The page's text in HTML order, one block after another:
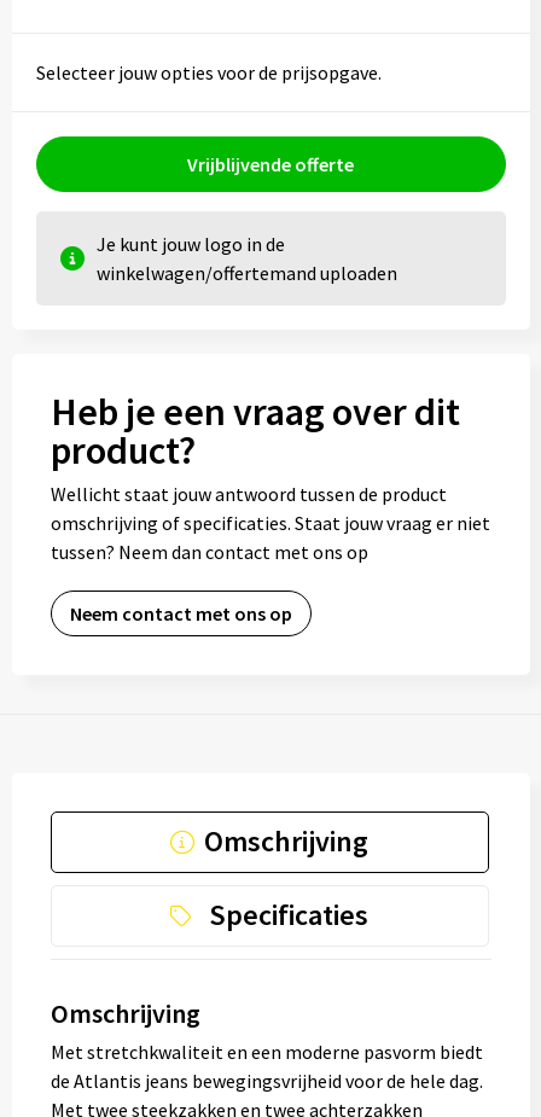
Selecteer jouw opties voor de prijsopgave.
Vrijblijvende offerte
Je kunt jouw logo in de
winkelwagen/offertemand uploaden
Heb je een vraag over dit
product?
Wellicht staat jouw antwoord tussen de product
omschrijving of specificaties. Staat jouw vraag er niet
tussen? Neem dan contact met ons op
Neem contact met ons op
Omschrijving
Specificaties
Omschrijving
Met stretchkwaliteit en een moderne pasvorm biedt
de Atlantis jeans bewegingsvrijheid voor de hele dag.
Met twee steekzakken en twee achterzakken